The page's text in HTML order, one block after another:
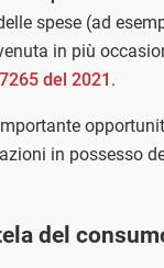
spese (ad
in più
7265 del 2021 .
in possesso
del